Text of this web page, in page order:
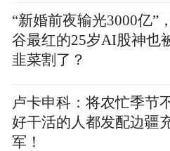
“新婚前夜输光3000亿”
谷最红的25岁AI股神也
韭菜割了？
卢卡申科：将农忙季节
好干活的人都发配边疆
军！